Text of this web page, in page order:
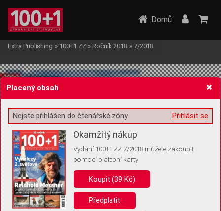
Žádost o souhlas s ukládáním volitelných informací
Pro základní fungování webu nepotřebujeme ukládat žádné informace
(tzv. cookies apod.). Rádi bychom vás ale požádali o souhlas s
uložením volitelných informací:
Domů
Extra Publishing » 100+1 ZZ » Ročník 2018 » 7/2018
Placený obsah
Přihlásit se
Nejste přihlášen do čtenářské zóny
Okamžitý nákup
Vydání 100+1 ZZ 7/2018 můžete zakoupit
pomocí platební karty
Koupit (39 Kč)
Předplatit